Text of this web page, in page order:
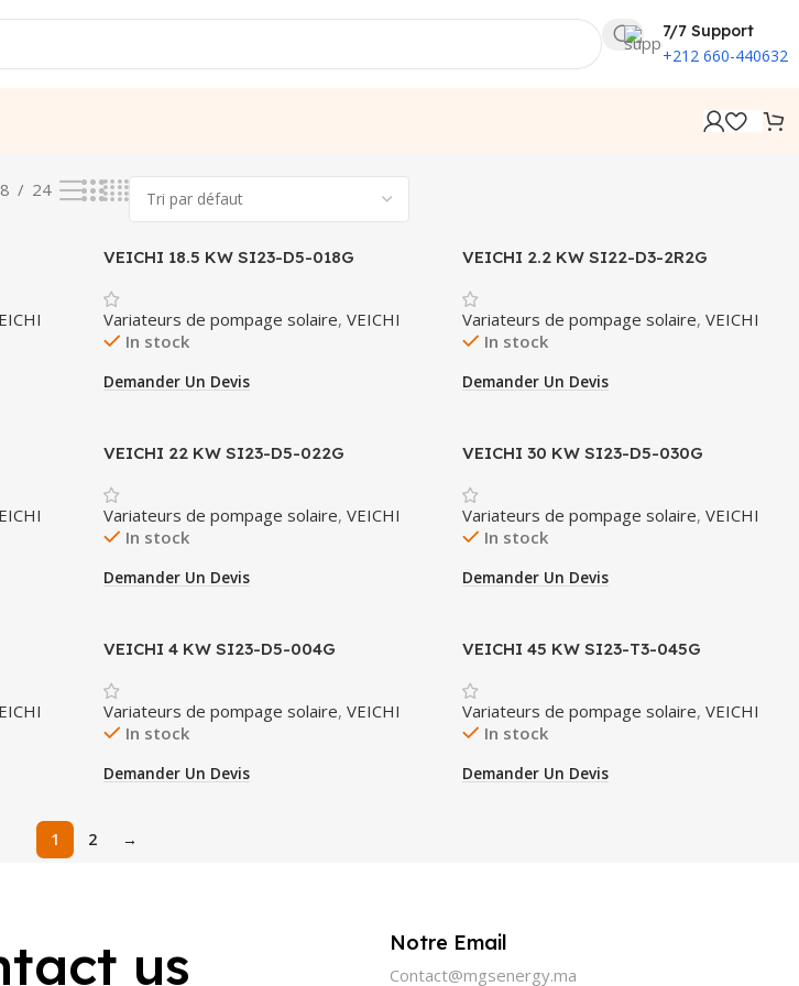
7/7 Support
+212 660-440632
24
VEICHI 18.5 KW SI23-D5-018G
Variateurs de pompage solaire, VEICHI
In stock
Demander Un Devis
VEICHI 2.2 KW SI22-D3-2R2G
Variateurs de pompage solaire, VEICHI
In stock
Demander Un Devis
VEICHI 22 KW SI23-D5-022G
Variateurs de pompage solaire, VEICHI
In stock
Demander Un Devis
VEICHI 30 KW SI23-D5-030G
Variateurs de pompage solaire, VEICHI
In stock
Demander Un Devis
VEICHI 4 KW SI23-D5-004G
Variateurs de pompage solaire, VEICHI
In stock
Demander Un Devis
VEICHI 45 KW SI23-T3-045G
Variateurs de pompage solaire, VEICHI
In stock
Demander Un Devis
1 2 →
us Notre Email
Contact@mgsenergy.ma